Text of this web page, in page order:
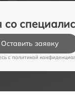
со
Оставить заявку
c политикой